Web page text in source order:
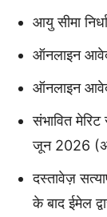
आयु सीमा
ऑनलाइन
ऑनलाइन
संभावित
जून 2026
दस्तावेज़
के बाद ईमेल